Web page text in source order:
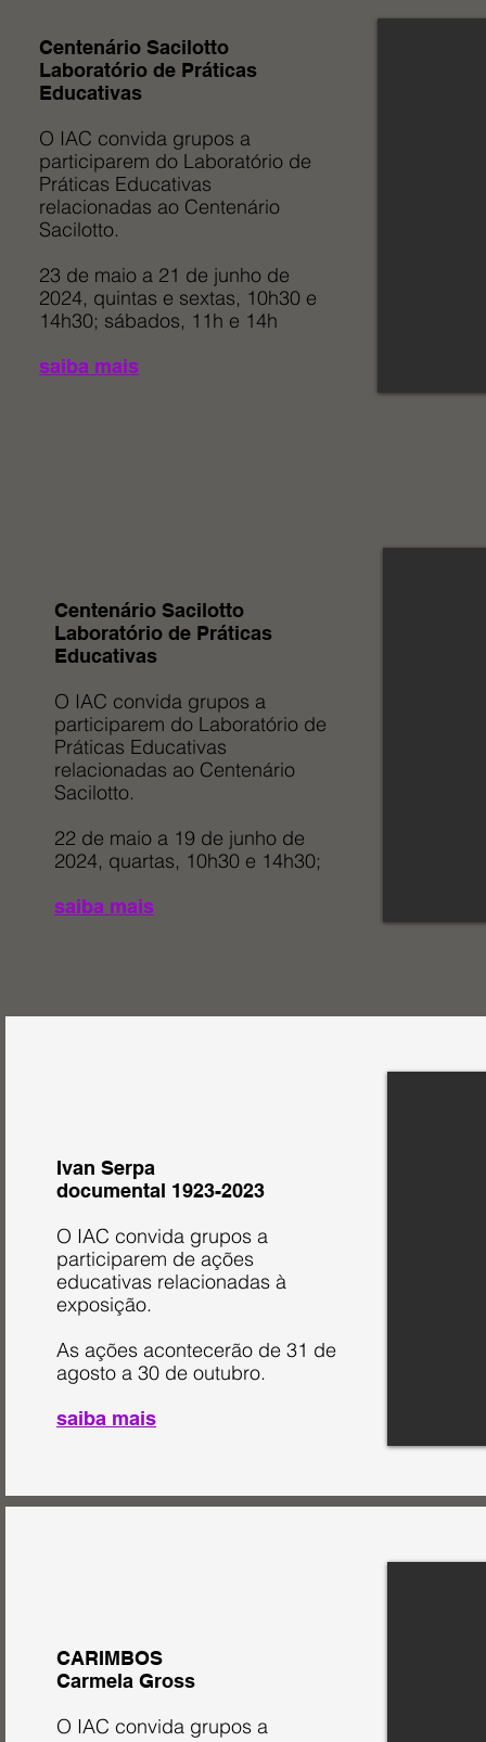
Centenário Sacilotto
Laboratório de Práticas
Educativas
O IAC convida grupos a
participarem do Laboratório de
Práticas Educativas
relacionadas ao Centenário
Sacilotto.
23 de maio a 21 de junho de
2024, quintas e sextas, 10h30 e
14h30; sábados, 11h e 14h
saiba mais
Centenário Sacilotto
Laboratório de Práticas
Educativas
O IAC convida grupos a
participarem do Laboratório de
Práticas Educativas
relacionadas ao Centenário
Sacilotto.
22 de maio a 19 de junho de
2024, quartas, 10h30 e 14h30;
saiba mais
Ivan Serpa
documental 1923-2023
O IAC convida grupos a
participarem de ações
educativas relacionadas à
exposição.
As ações acontecerão de 31 de
agosto a 30 de outubro.
saiba mais
CARIMBOS
Carmela Gross
O IAC convida grupos a